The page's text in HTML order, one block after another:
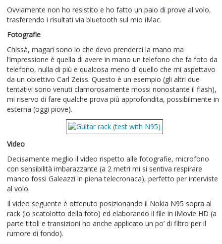
Ovviamente non ho resistito e ho fatto un paio di prove al volo,
trasferendo i risultati via bluetooth sul mio iMac.
Fotografie
Chissà, magari sono io che devo prenderci la mano ma
l’impressione è quella di avere in mano un telefono che fa foto da
telefono, nulla di più e qualcosa meno di quello che mi aspettavo
da un obiettivo Carl Zeiss. Questo è un esempio (gli altri due
tentativi sono venuti clamorosamente mossi nonostante il flash),
mi riservo di fare qualche prova più approfondita, possibilmente in
esterna (oggi piove).
Video
Decisamente meglio il video rispetto alle fotografie, microfono
con sensibilità imbarazzante (a 2 metri mi si sentiva respirare
manco fossi Galeazzi in piena telecronaca), perfetto per interviste
al volo.
Il video seguente è ottenuto posizionando il Nokia N95 sopra al
rack (lo scatolotto della foto) ed elaborando il file in iMovie HD (a
parte titoli e transizioni ho anche applicato un po’ di filtro per il
rumore di fondo).